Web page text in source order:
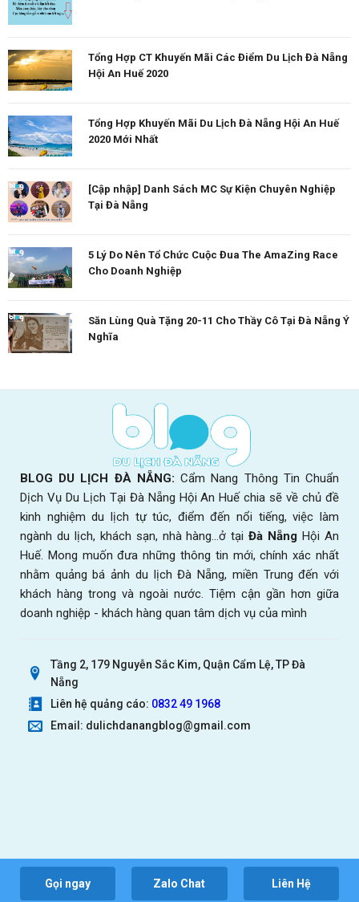
Tổng Hợp CT Khuyến Mãi Các Điểm Du Lịch Đà Nẵng
Hội An Huế 2020
Tổng Hợp Khuyến Mãi Du Lịch Đà Nẵng Hội An Huế
2020 Mới Nhất
[Cập nhập] Danh Sách MC Sự Kiện Chuyên Nghiệp
Tại Đà Nẵng
5 Lý Do Nên Tổ Chức Cuộc Đua The AmaZing Race
Cho Doanh Nghiệp
Săn Lùng Quà Tặng 20-11 Cho Thầy Cô Tại Đà Nẵng Ý
Nghĩa
BLOG DU LỊCH ĐÀ NẴNG: Cẩm Nang Thông Tin Chuẩn
Dịch Vụ Du Lịch Tại Đà Nẵng Hội An Huế chia sẽ về chủ đề
kinh nghiệm du lịch tự túc, điểm đến nổi tiếng, việc làm
ngành du lịch, khách sạn, nhà hàng...ở tạiĐà Nẵng Hội An
Huế. Mong muốn đưa những thông tin mới, chính xác nhất
nhằm quảng bá ảnh du lịch Đà Nẵng, miền Trung đến với
khách hàng trong và ngoài nước. Tiệm cận gần hơn giữa
doanh nghiệp - khách hàng quan tâm dịch vụ của mình
Tầng 2, 179 Nguyễn Sắc Kim, Quận Cẩm Lệ, TP Đà
Nẵng
Liên hệ quảng cáo: 0832 49 1968
Email: dulichdanangblog@gmail.com
@Blog du lịch Đà Nẵng
Gọi ngay Zalo Chat Liên Hệ